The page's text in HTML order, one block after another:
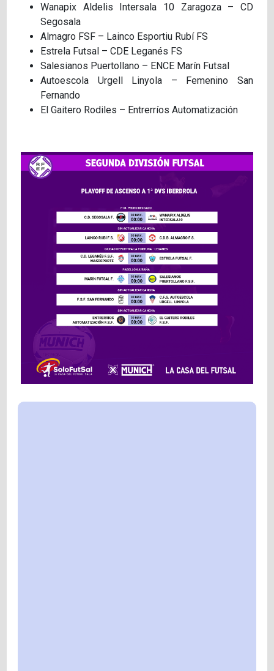
Wanapix Aldelis Intersala 10 Zaragoza – CD
Segosala
Almagro FSF – Lainco Esportiu Rubí FS
Estrela Futsal – CDE Leganés FS
Salesianos Puertollano – ENCE Marín Futsal
Autoescola Urgell Linyola – Femenino San
Fernando
El Gaitero Rodiles – Entrerríos Automatización